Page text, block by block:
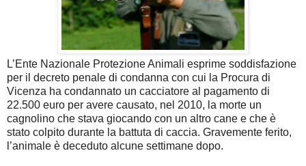
L’Ente Nazionale Protezione Animali esprime soddisfazione
per il decreto penale di condanna con cui la Procura di
Vicenza ha condannato un cacciatore al pagamento di
22.500 euro per avere causato, nel 2010, la morte un
cagnolino che stava giocando con un altro cane e che è
stato colpito durante la battuta di caccia. Gravemente ferito,
l’animale è deceduto alcune settimane dopo.